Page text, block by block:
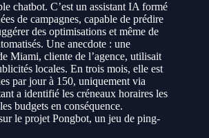
chatbot. C’est un assistant IA formé
de campagnes, capable de prédire
des optimisations et même de
Une anecdote : une
Miami, cliente de l’agence, utilisait
locales. En trois mois, elle est
par jour à 150, uniquement via
a identifié les créneaux horaires les
budgets en conséquence.
le projet Pongbot, un jeu de ping-